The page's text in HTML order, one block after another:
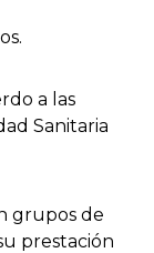
a las
Sanitaria
grupos de
prestación